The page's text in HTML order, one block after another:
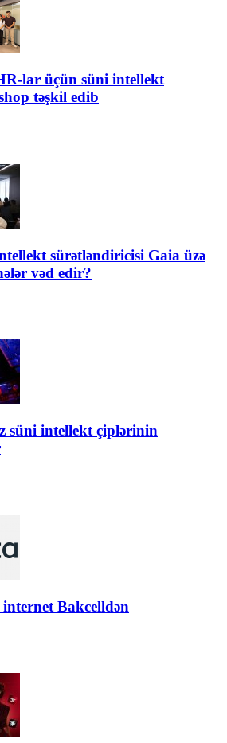
lar üçün süni intellekt
təşkil edib
sürətləndiricisi Gaia üzə
vəd edir?
süni intellekt çiplərinin
Bakcelldən